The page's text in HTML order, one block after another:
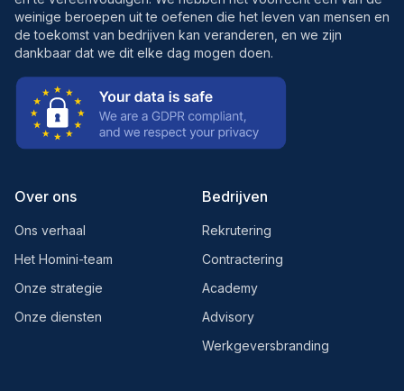
weinige beroepen uit te oefenen die het leven van mensen en
de toekomst van bedrijven kan veranderen, en we zijn
dankbaar dat we dit elke dag mogen doen.
Over ons
Ons verhaal
Het Homini-team
Onze strategie
Onze diensten
Bedrijven
Rekrutering
Contractering
Academy
Advisory
Werkgeversbranding